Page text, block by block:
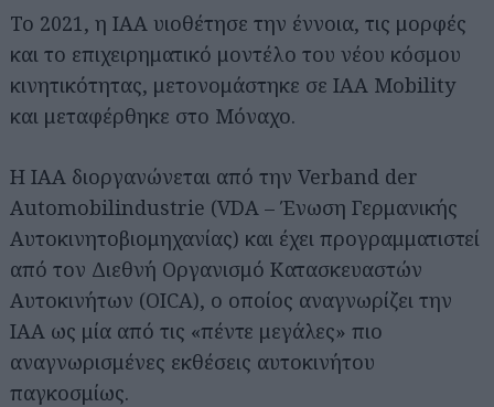
Το 2021, η IAA υιοθέτησε την έννοια, τις μορφές
και το επιχειρηματικό μοντέλο του νέου κόσμου
κινητικότητας, μετονομάστηκε σε IAA Mobility
και μεταφέρθηκε στο Μόναχο.
Η IAA διοργανώνεται από την Verband der
Automobilindustrie (VDA – Ένωση Γερμανικής
Αυτοκινητοβιομηχανίας) και έχει προγραμματιστεί
από τον Διεθνή Οργανισμό Κατασκευαστών
Αυτοκινήτων (OICA), ο οποίος αναγνωρίζει την
IAA ως μία από τις «πέντε μεγάλες» πιο
αναγνωρισμένες εκθέσεις αυτοκινήτου
παγκοσμίως.